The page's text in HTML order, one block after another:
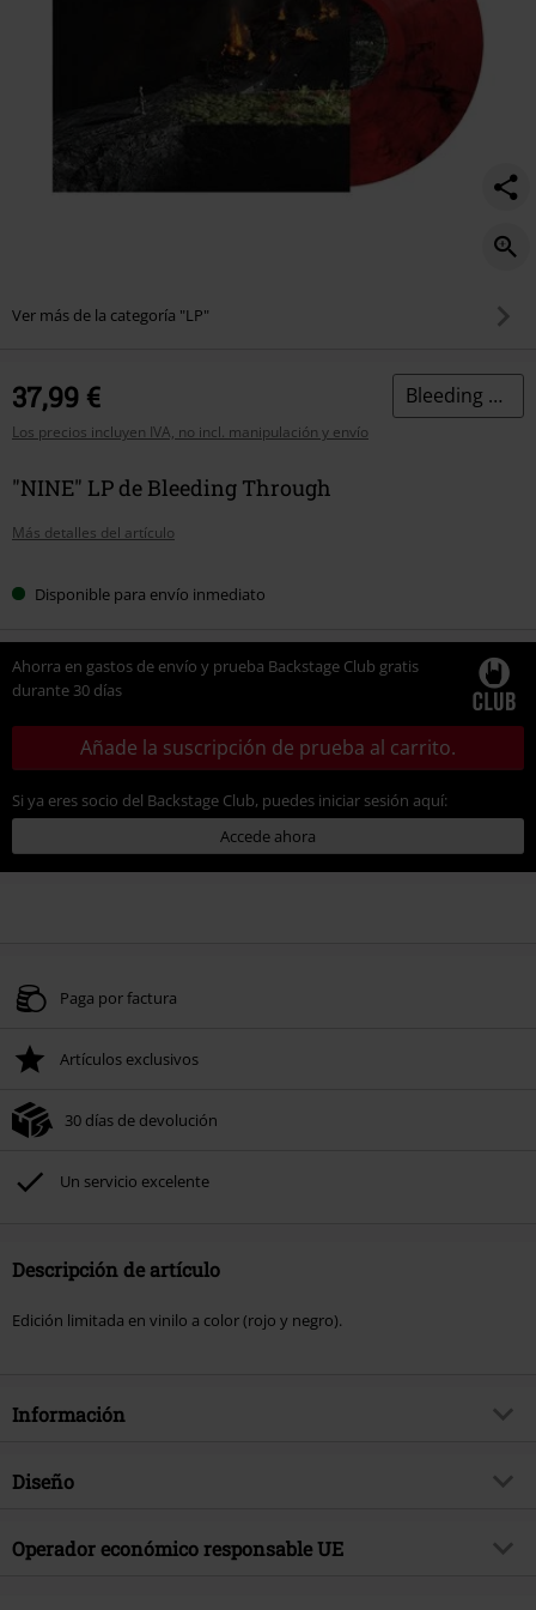
Ver más de la categoría "LP"
37,99 €
Los precios incluyen IVA, no incl. manipulación y envío
Bleeding Through
"NINE" LP de Bleeding Through
Más detalles del artículo
Disponible para envío inmediato
Ahorra en gastos de envío y prueba Backstage Club gratis
durante 30 días
Añade la suscripción de prueba al carrito.
Si ya eres socio del Backstage Club, puedes iniciar sesión aquí:
Accede ahora
Paga por factura
Artículos exclusivos
30 días de devolución
Un servicio excelente
Descripción de artículo
Edición limitada en vinilo a color (rojo y negro).
Información
Artículo no.
Género Musical
Metalcore
Diseño
Tipo de producto
LP
Operador económico responsable UE